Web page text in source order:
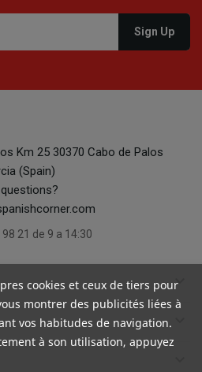
Km 25 30370 Cabo de Palos
(Spain)
questions?
21 de 9 a 14:30
keyboard_arrow_down
keyboard_arrow_down
cookies et ceux de tiers pour
montrer des publicités liées à
vos habitudes de navigation.
à son utilisation, appuyez